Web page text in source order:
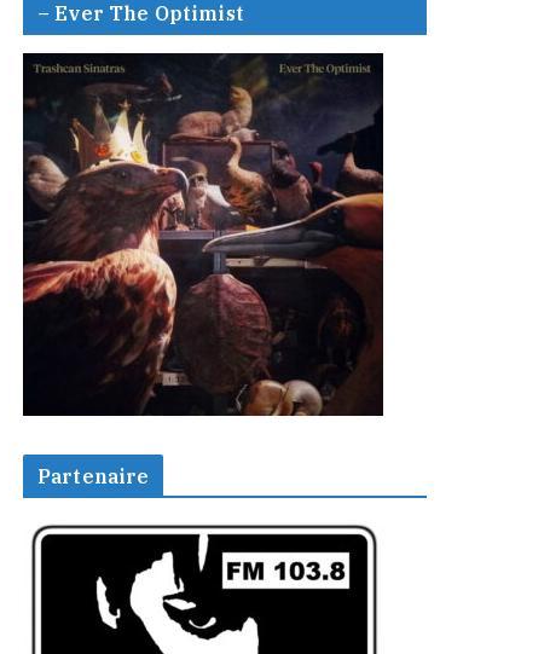
– Ever The Optimist
Partenaire